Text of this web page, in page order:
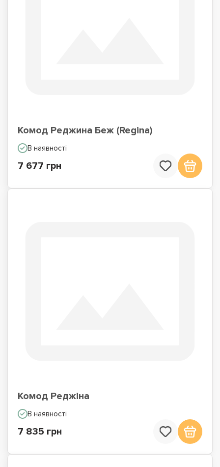
Комод Реджина Беж (Regina)
В наявності
7 677 грн
Комод Реджіна
В наявності
7 835 грн